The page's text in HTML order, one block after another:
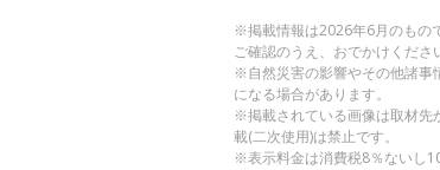
※掲載情報は2026年6月のもの
ご確認のうえ、おでかけくださ
※自然災害の影響やその他諸事
になる場合があります。
※掲載されている画像は取材先
載(二次使用)は禁止です。
※表示料金は消費税8％ないし